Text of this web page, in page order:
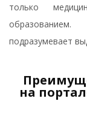
только
подразумевает
на